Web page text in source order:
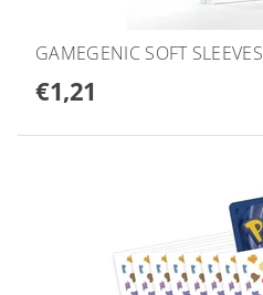
GAMEGENIC SOFT SLEEVES
€1,21